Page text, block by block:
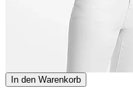
In den Warenkorb